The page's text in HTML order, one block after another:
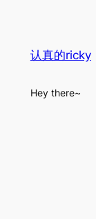
认真的ricky
Hey there~